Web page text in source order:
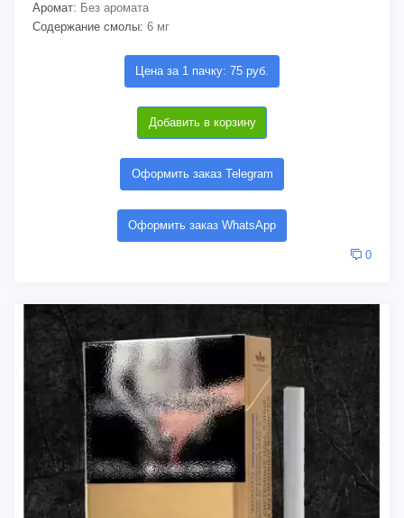
Аромат: Без аромата
Содержание смолы: 6 мг
Цена за 1 пачку: 75 руб.
Добавить в корзину
Оформить заказ Telegram
Оформить заказ WhatsApp
0